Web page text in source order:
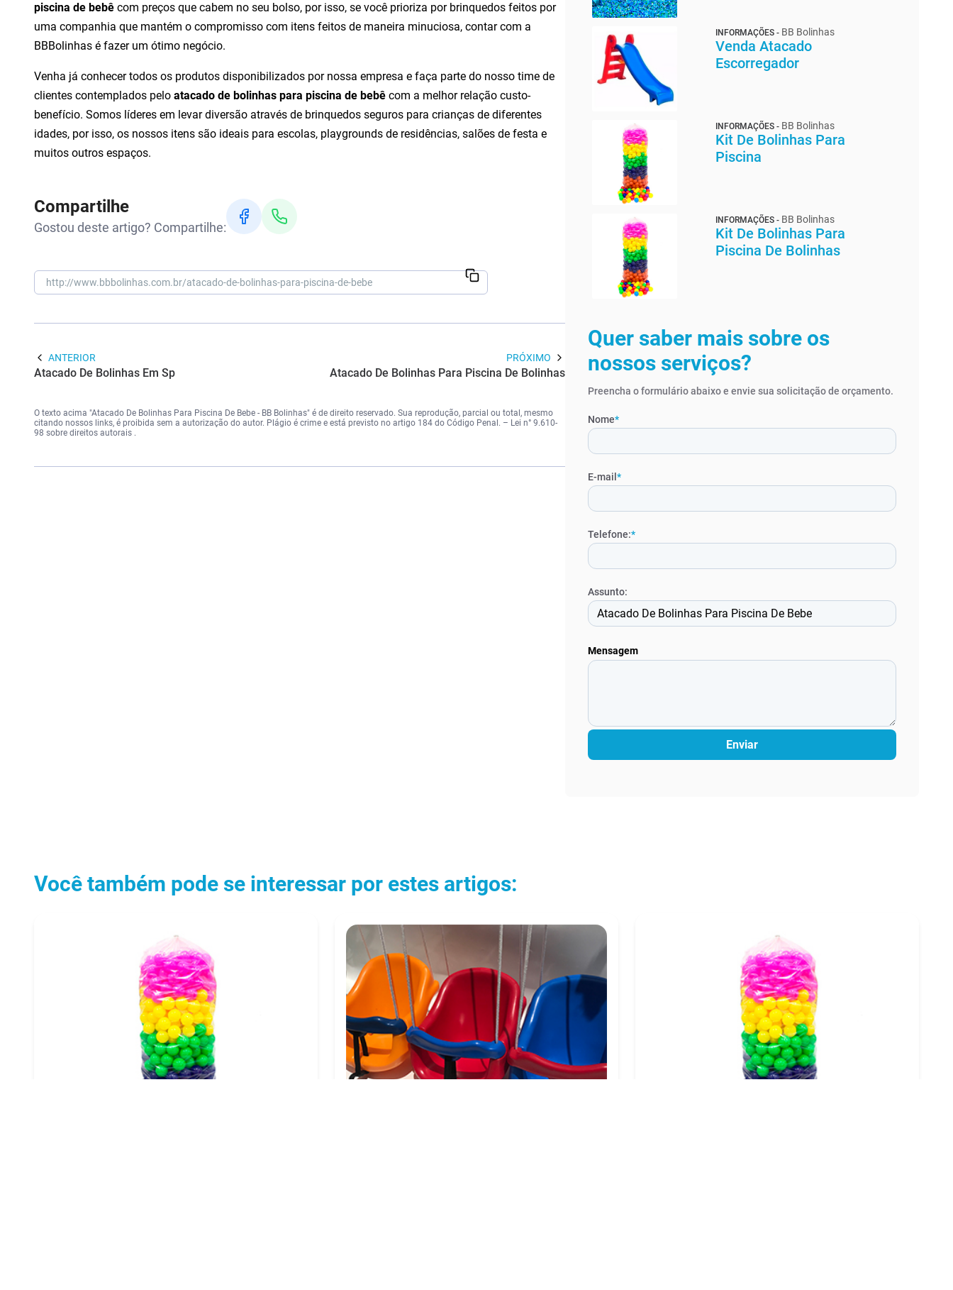
piscina de bebê com preços que cabem no seu bolso, por isso, se você prioriza por brinquedos feitos por
uma companhia que mantém o compromisso com itens feitos de maneira minuciosa, contar com a
BBBolinhas é fazer um ótimo negócio.
Venha já conhecer todos os produtos disponibilizados por nossa empresa e faça parte do nosso time de
clientes contemplados pelo atacado de bolinhas para piscina de bebê com a melhor relação custo-
benefício. Somos líderes em levar diversão através de brinquedos seguros para crianças de diferentes
idades, por isso, os nossos itens são ideais para escolas, playgrounds de residências, salões de festa e
muitos outros espaços.
Compartilhe
Gostou deste artigo? Compartilhe:
ANTERIOR
Atacado De Bolinhas Em Sp
PRÓXIMO
Atacado De Bolinhas Para Piscina De Bolinhas
O texto acima "Atacado De Bolinhas Para Piscina De Bebe - BB Bolinhas" é de direito reservado. Sua reprodução, parcial ou total, mesmo
citando nossos links, é proibida sem a autorização do autor. Plágio é crime e está previsto no artigo 184 do Código Penal. – Lei n° 9.610-
98 sobre direitos autorais .
INFORMAÇÕES - BB Bolinhas
Venda Atacado
Escorregador
INFORMAÇÕES - BB Bolinhas
Kit De Bolinhas Para
Piscina
INFORMAÇÕES - BB Bolinhas
Kit De Bolinhas Para
Piscina De Bolinhas
Quer saber mais sobre os
nossos serviços?
Preencha o formulário abaixo e envie sua solicitação de orçamento.
Nome*
E-mail *
Telefone:*
Assunto:
Mensagem
Enviar
Você também pode se interessar por estes artigos: